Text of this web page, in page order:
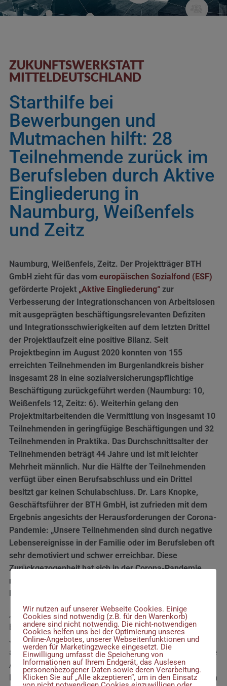
ZUKUNFTSWERKSTATT
MITTELDEUTSCHLAND
Starthilfe bei
Bewerbungen und
Mutmachen hilft: 28
Teilnehmende zurück im
Berufsleben durch Aktive
Eingliederung in
Naumburg, Weißenfels
und Zeitz
Naumburg, Weißenfels, Zeitz. Der Projektträger BTH
GmbH zieht für das vom europäischen Sozialfond (ESF)
geförderte Projekt „Aktive Eingliederung“ zur
Verbesserung der Integrationschancen von Arbeitslosen
mit ausgeprägten beschäftigungsrelevanten Defiziten
und Integrationsschwierigkeiten auf dem letzten Drittel
der Projektlaufzeit eine positive Bilanz. Seit
Projektbeginn im August 2020 konnten von 155
erreichten Teilnehmenden im Burgenlandkreis bisher
insgesamt 28 in eine sozialversicherungspflichtige
Beschäftigung zurückgeführt werden (Naumburg: 10,
Weißenfels 12, Zeitz: 6). Weiterhin gelang den
Projektmitarbeitenden die Vermittlung von insgesamt 10
Teilnehmenden in geringfügige Beschäftigungen und 32
Teilnehmenden in Praktika. Das Durchschnittsalter der
Teilnehmenden beträgt 44 Jahre und ist mit leichter
Mehrheit männlich. Nur die Hälfte der Teilnehmenden
verfügt über einen Berufsabschluss und ein Drittel
besitzt gar keinen Schulabschluss. Dr. Lars Knopke,
Geschäftsführer der BTH GmbH, ist zufrieden mit dem
Ergebnis angesichts der Herausforderungen der Corona-
Pandemie: „Unsere Teilnehmenden sind durch negative
Lebensereignisse in der Familie oder im Berufsleben oft
sehr demotiviert und schwer erreichbar. Diese
Zurückgezogenheit hat sich in der Corona-Pandemie
noch einmal verstärkt und trotz dessen haben wir gute
Ergebnisse erreicht.“
„Dabei können einige Teilnehmende auf umfangreiche
Berufserfahrungen zurückblicken.“, weiß Christin Geiling,
Jobcoach*in am Standort Naumburg. Eine Teilnehmende
aus der Region hatte zum Beispiel kurz vor der Wende eine
Ausbildung zur Verwaltungsfachangestellten beim
Landratsamt Burgenlandkreis abgeschlossen, um dann im
Wir nutzen auf unserer Webseite Cookies. Einige
Cookies sind notwendig (z.B. für den Warenkorb)
andere sind nicht notwendig. Die nicht-notwendigen
Cookies helfen uns bei der Optimierung unseres
Online-Angebotes, unserer Webseitenfunktionen und
werden für Marketingzwecke eingesetzt. Die
Einwilligung umfasst die Speicherung von
Informationen auf Ihrem Endgerät, das Auslesen
personenbezogener Daten sowie deren Verarbeitung.
Klicken Sie auf „Alle akzeptieren“, um in den Einsatz